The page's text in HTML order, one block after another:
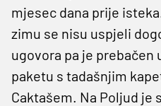
mjesec dana prije
zimu se nisu uspjeli
ugovora pa je prebačen
paketu s tadašnjim
Caktašem. Na Poljud je